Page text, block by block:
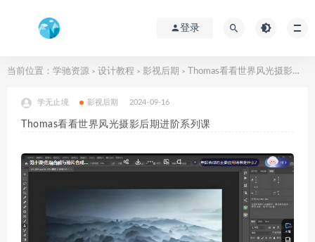
登录
当前位置： 学驰资源 > 设计教程 > 影视后期 > Thomas看看世界风光摄影后期进阶系列课
学无止境 影视后期 2024-09-16
Thomas看看世界风光摄影后期进阶系列课